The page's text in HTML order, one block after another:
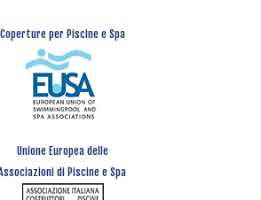
Coperture per Piscine e Spa
Unione Europea delle
di Piscine e Spa